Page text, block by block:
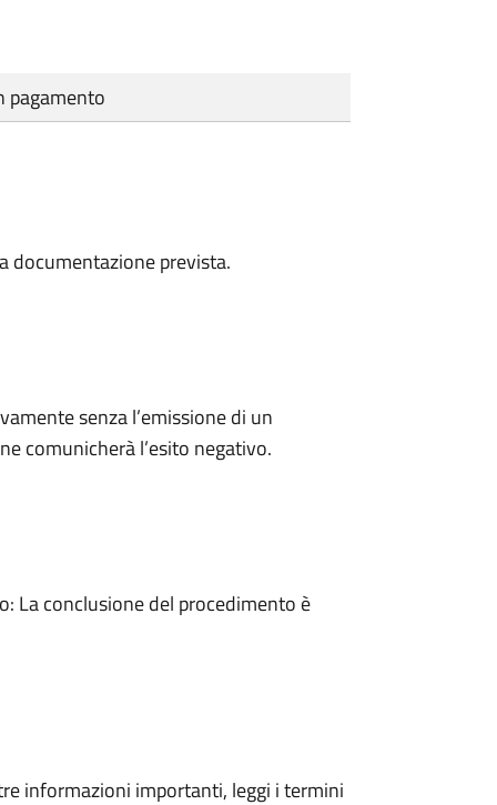
pagamento
documentazione prevista.
senza l’emissione di un
comunicherà l’esito negativo.
La conclusione del procedimento è
informazioni importanti, leggi i termini